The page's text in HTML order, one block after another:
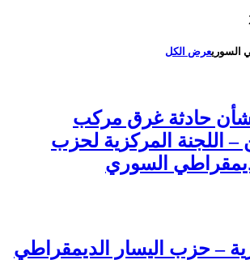
السوريعرض الكل
بشأن حادثة غرق مركب
– اللجنة المركزية لحزب
السوري
– حزب اليسار الديمقراطي